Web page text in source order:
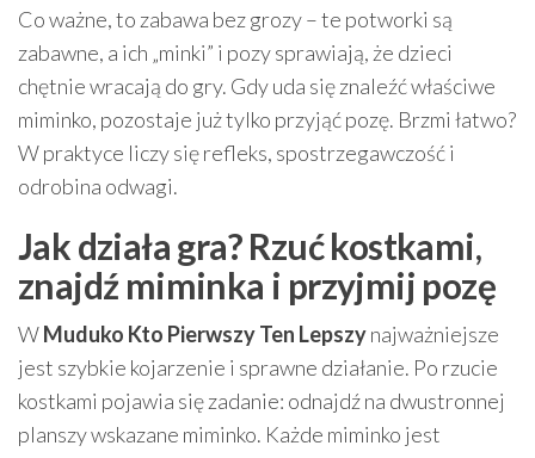
Co ważne, to zabawa bez grozy – te potworki są
zabawne, a ich „minki” i pozy sprawiają, że dzieci
chętnie wracają do gry. Gdy uda się znaleźć właściwe
miminko, pozostaje już tylko przyjąć pozę. Brzmi łatwo?
W praktyce liczy się refleks, spostrzegawczość i
odrobina odwagi.
Jak działa gra? Rzuć kostkami,
znajdź miminka i przyjmij pozę
WMuduko Kto Pierwszy Ten Lepszynajważniejsze
jest szybkie kojarzenie i sprawne działanie. Po rzucie
kostkami pojawia się zadanie: odnajdź na dwustronnej
planszy wskazane miminko. Każde miminko jest